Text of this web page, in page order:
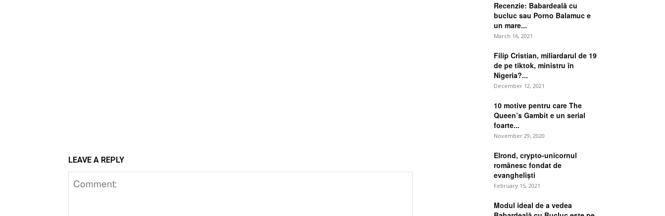
LEAVE A REPLY
Recenzie: Babardeală cu
bucluc sau Porno Balamuc e
un mare...
March 16, 2021
Filip Cristian, miliardarul de 19
de pe tiktok, ministru în
Nigeria?...
December 12, 2021
10 motive pentru care The
Queen’s Gambit e un serial
foarte...
November 29, 2020
Elrond, crypto-unicornul
românesc fondat de
evangheliști
February 15, 2021
Modul ideal de a vedea